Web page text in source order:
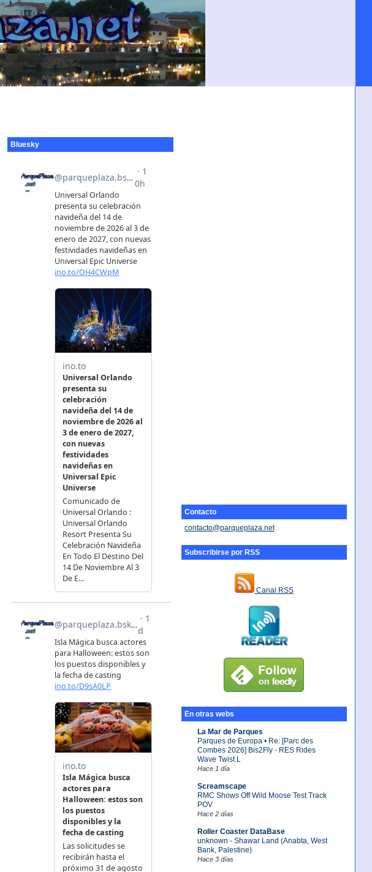
Contacto
contacto@parqueplaza.net
Subscribirse por RSS
Canal RSS
En otras webs
La Mar de Parques
Parques de Europa • Re: [Parc des
Combes 2026] Bis2Fly - RES Rides
Wave Twist L
Hace 1 día
Screamscape
RMC Shows Off Wild Moose Test Track
POV
Hace 2 días
Roller Coaster DataBase
unknown - Shawar Land (Anabta, West
Bank, Palestine)
Hace 3 días
Bluesky